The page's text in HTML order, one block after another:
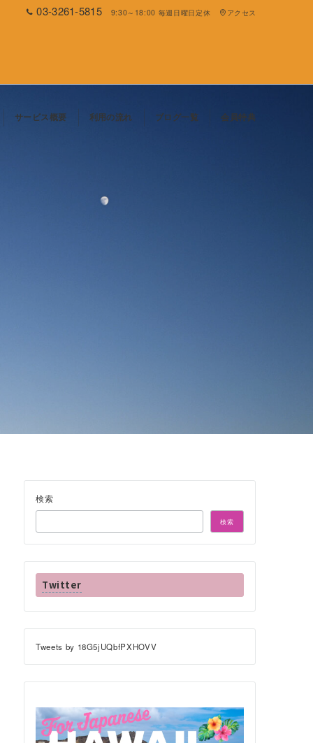
03-3261-5815 9:30～18:00 毎週日曜日定休 アクセス
サービス概要 利用の流れ ブログ一覧 会員特典
検索
検索
Twitter
Tweets by 18G5jUQbfPXHOVV